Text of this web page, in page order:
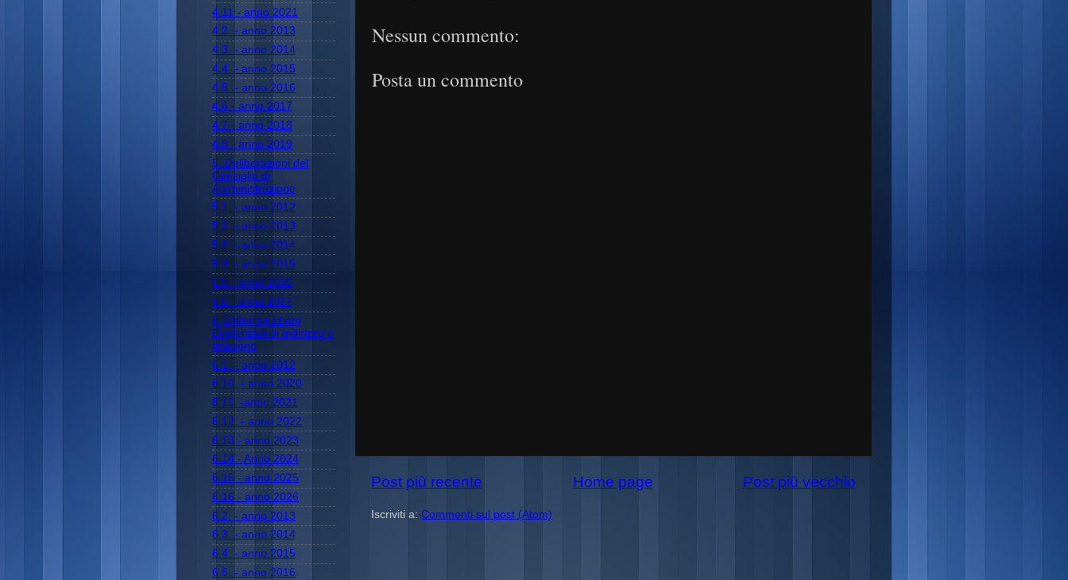
Nessun commento:
Posta un commento
Post più recente Post più vecchio
Home page
Iscriviti a: Commenti sul post (Atom)
4.11 - anno 2021
4.2. - anno 2013
4.3. - anno 2014
4.4. - anno 2015
4.5. - anno 2016
4.6 - anno 2017
4.7 - anno 2018
4.8 - anno 2019
5. Deliberazioni del
Consiglio di
Amministrazione
5.1. - anno 2012
5.2. - anno 2013
5.3. - anno 2014
5.4. - anno 2015
5.5 - anno 2016
5.6 - anno 2017
6. Determinazioni
Dirigenziali di Indirizzo e
Impegno
6.1. - anno 2012
6.10. - anno 2020
6.11. -anno 2021
6.12. - anno 2022
6.13 - anno 2023
6.14 - Anno 2024
6.15 - anno 2025
6.16 - anno 2026
6.2. - anno 2013
6.3. - anno 2014
6.4. - anno 2015
6.6. - anno 2016